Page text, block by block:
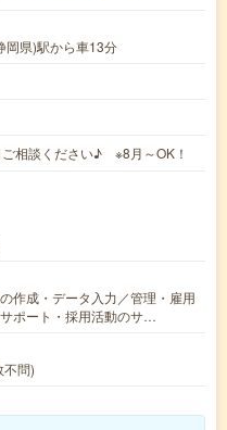
岡県)駅から車13分
相談ください♪ ※8月～OK！
作成・データ入力／管理・雇用
ポート・採用活動のサ…
不問)